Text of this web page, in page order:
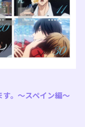
。～スペイン編～